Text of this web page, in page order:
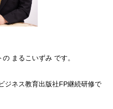
まるこいずみ です。
ジネス教育出版社FP継続研修で